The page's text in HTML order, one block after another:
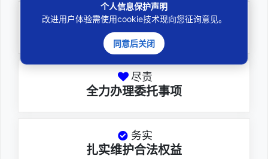
专业
深耕厚积聚焦专注
尽责
全力办理委托事项
务实
扎实维护合法权益
个人信息保护声明
改进用户体验需使用cookie技术现向您征询意见。
同意后关闭